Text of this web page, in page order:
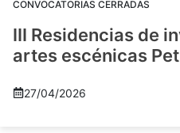
CONVOCATORIAS CERRADAS
III Residencias de
artes escénicas
27/04/2026